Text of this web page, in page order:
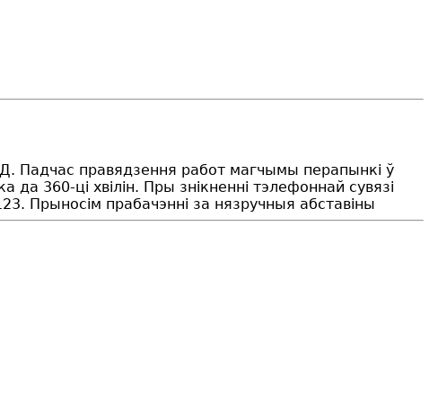
Падчас правядзення работ магчымы перапынкі ў
360-ці хвілін. Пры знікненні тэлефоннай сувязі
Прыносім прабачэнні за нязручныя абставiны